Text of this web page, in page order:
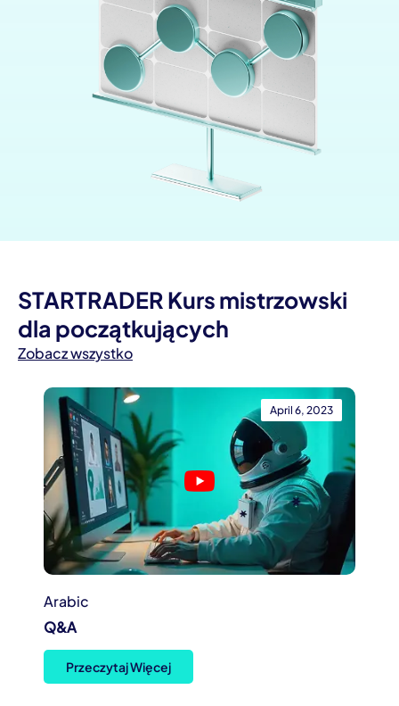
STARTRADER Kurs mistrzowski
dla początkujących
Zobacz wszystko
April 6, 2023
Arabic
Q&A
Przeczytaj Więcej